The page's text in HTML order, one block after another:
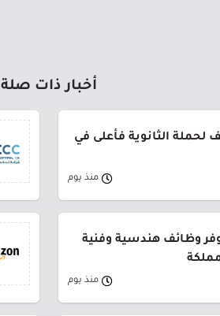
أخبار ذات صلة
الثانوية فأعلى في
منذ يوم
وظائف هندسية وفنية
منذ يوم